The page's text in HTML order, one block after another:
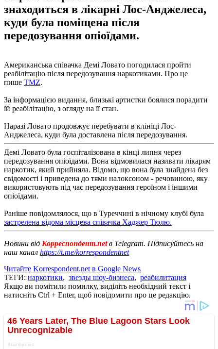
знаходиться в лікарні Лос-Анджелеса,
куди була поміщена після
передозування опіоїдами.
Американська співачка Демі Ловато погодилася пройти
реабілітацію після передозування наркотиками. Про це
пише TMZ.
За інформацією видання, близькі артистки боялися порадити
їй реабілітацію, з огляду на її стан.
Наразі Ловато продовжує перебувати в клініці Лос-
Анджелеса, куди була доставлена ​​після передозування.
Демі Ловато була госпіталізована в кінці липня через
передозування опіоїдами. Вона відмовилася називати лікарям
наркотик, який прийняла. Відомо, що вона була знайдена без
свідомості і приведена до тями налоксоном - речовиною, яку
використовують під час передозування героїном і іншими
опіоїдами.
Раніше повідомлялося, що в Туреччині в нічному клубі була
застрелена відома місцева співачка Хаджер Тюлю.
Новини від Корреспондент.netв Telegram. Підписуйтесь на
наш канал https://t.me/korrespondentnet
Читайте Korrespondent.net в Google News
ТЕГИ: наркотики, звезды шоу-бизнеса, реабилитация
Якщо ви помітили помилку, виділіть необхідний текст і
натисніть Ctrl + Enter, щоб повідомити про це редакцію.